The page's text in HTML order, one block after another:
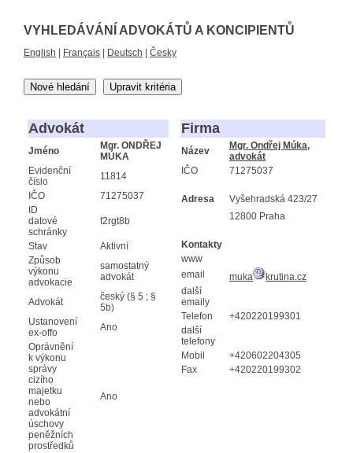
VYHLEDÁVÁNÍ ADVOKÁTŮ A KONCIPIENTŮ
English Français Deutsch Česky
Nové hledání Upravit kritéria
Advokát
Jméno
Mgr. ONDŘEJ
MÚKA
Evidenční
číslo
11814
IČO
71275037
ID
datové
schránky
f2rgt8b
Stav
Aktivní
Způsob
výkonu
advokacie
samostatný
advokát
Advokát
český (§ 5 ; §
5b)
Ustanovení
ex-offo
Ano
Oprávnění
k výkonu
správy
cizího
majetku
nebo
advokátní
úschovy
peněžních
prostředků
Ano
Firma
Název
Mgr. Ondřej Múka,
advokát
IČO
71275037
Adresa
Vyšehradská 423/27
12800 Praha
Kontakty
www
email
muka
krutina.cz
další
emaily
Telefon
+420220199301
další
telefony
Mobil
+420602204305
Fax
+420220199302